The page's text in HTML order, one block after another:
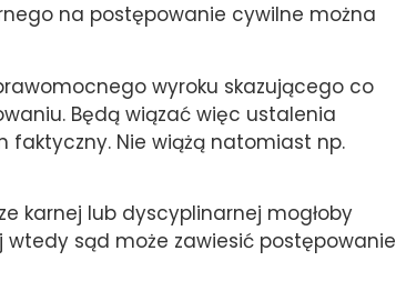
na postępowanie cywilne można
wyroku skazującego co
Będą wiązać więc ustalenia
faktyczny. Nie wiążą natomiast np.
karnej lub dyscyplinarnej mogłoby
wtedy sąd może zawiesić postępowanie